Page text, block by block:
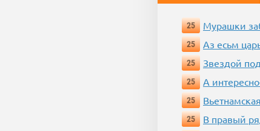
25 Мурашки
25
Аз есьм
25
Звездой
25
А
25
25
В правый